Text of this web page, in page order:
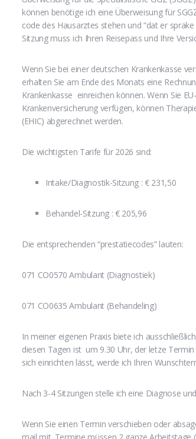
können benötige ich eine Überweisung für
code des Hausarztes stehen und “dat er
Sitzung muss ich Ihren Reisepass und Ihre
Wenn Sie bei einer deutschen Krankenkasse
erhalten Sie am Ende des Monats eine
Krankenkasse einreichen können. Wenn Sie
Krankenversicherung verfügen, können
(EHIC) abgerechnet werden.
Die wichtigsten Tarife für 2026 sind:
Intake/Diagnostik-Sitzung : € 231,50
Behandel-Sitzung : € 205,96
Die entsprechenden “prestatiecodes” lauten:
071 CO0570 Ambulant (Diagnostiek)
071 CO0635 Ambulant (Behandeling)
In meiner eigenen Praxis biete ich
diesen Tagen ist um 9.30 Uhr, der letze
sich einrichten lässt, werde ich Ihren
Nach 3-4 Sitzungen stelle ich eine Diagnose
Wenn Sie einen Termin verschieben oder